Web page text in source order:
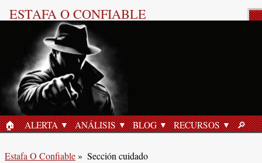
ESTAFA O CONFIABLE
«Gluco6, Estafa o Confiable?»
22 junio 2026
INICIO
🏠︎ ALERTA ANÁLISIS BLOG RECURSOS 🔎︎
Estafa O Confiable» Sección cuidado